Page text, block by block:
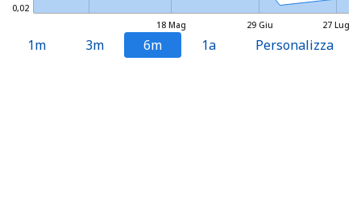
27 Lug
18 Mag 29 Giu
0,02
1m 3m 6m 1a Personalizza